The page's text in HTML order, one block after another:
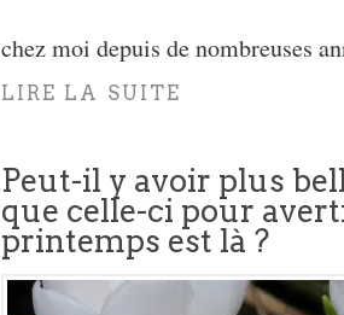
chez moi depuis de nombreuses
LIRE LA SUITE
Peut-il y avoir plus
que celle-ci pour
printemps est là ?